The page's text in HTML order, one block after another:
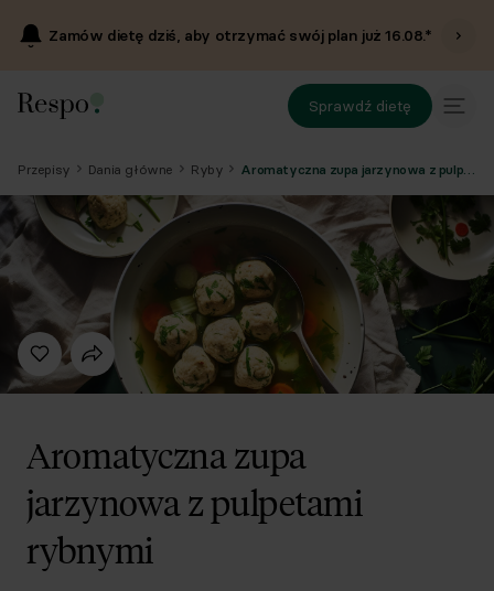
Zamów dietę dziś, aby otrzymać swój plan już16.08.*
Sprawdź dietę
Przepisy Dania główne Ryby
Aromatyczna zupa
jarzynowa z pulpetami
rybnymi